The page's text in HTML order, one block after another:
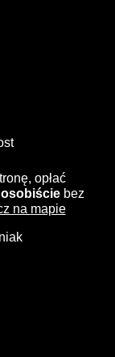
opłać
bez
na mapie